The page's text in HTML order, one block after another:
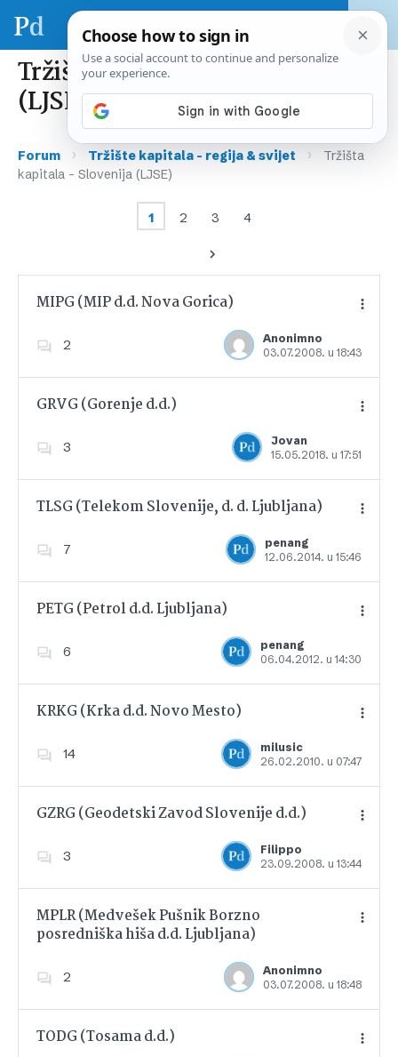
Tržišta kapitala – Slovenija
(LJSE)
Forum › Tržište kapitala – regija & svijet ›
Tržišta
kapitala – Slovenija (LJSE)
1 2 3 4
MIPG (MIP d.d. Nova Gorica)
2
Anonimno
03.07.2008. u 18:43
Dodajte u favorite
GRVG (Gorenje d.d.)
3
Jovan
15.05.2018. u 17:51
Dodajte u favorite
TLSG (Telekom Slovenije, d. d. Ljubljana)
7
penang
12.06.2014. u 15:46
Dodajte u favorite
PETG (Petrol d.d. Ljubljana)
6
penang
06.04.2012. u 14:30
Dodajte u favorite
KRKG (Krka d.d. Novo Mesto)
14
milusic
26.02.2010. u 07:47
Dodajte u favorite
GZRG (Geodetski Zavod Slovenije d.d.)
3
Filippo
23.09.2008. u 13:44
Dodajte u favorite
MPLR (Medvešek Pušnik Borzno
posredniška hiša d.d. Ljubljana)
2
Anonimno
03.07.2008. u 18:48
Dodajte u favorite
TODG (Tosama d.d.)